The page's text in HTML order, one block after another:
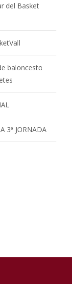
del Basket
baloncesto
3ª JORNADA